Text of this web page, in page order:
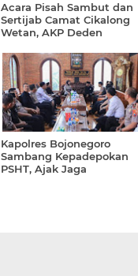
Acara Pisah Sambut dan
Sertijab Camat Cikalong
Wetan, AKP Deden
Perkuat Silaturahmi dan
Sinergitas Lintas Sektoral
Guna Peningkatan
Pelayanan Bagi
Masyarakat
Kapolres Bojonegoro
Sambang Kepadepokan
PSHT, Ajak Jaga